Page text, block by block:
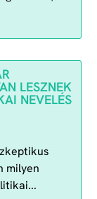
LESZNEK
NEVELÉS
milyen